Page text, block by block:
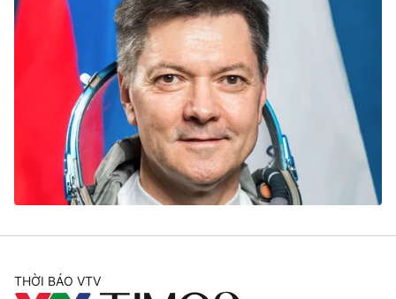
Y tế
Thế giới đó đây
Câu chuyện quốc tế
Kinh tế
Tài chính
Thị trường
Góc doanh nghiệp
Dữ liệu và đời sống
Truyền hình
Phim VTV
Giải trí
THỜI BÁO VTV